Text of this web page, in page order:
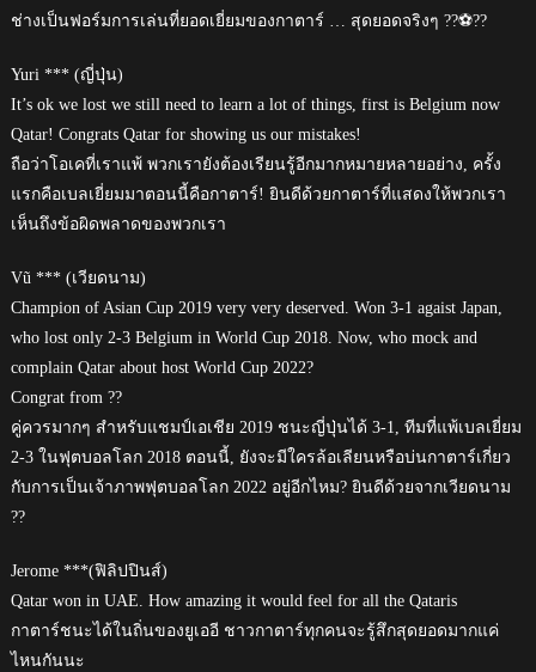
ช่างเป็นฟอร์มการเล่นที่ยอดเยี่ยมของกาตาร์ … สุดยอดจริงๆ ??️⚽??
Yuri *** (ญี่ปุ่น)
It’s ok we lost we still need to learn a lot of things, first is Belgium now
Qatar! Congrats Qatar for showing us our mistakes!
ถือว่าโอเคที่เราแพ้ พวกเรายังต้องเรียนรู้อีกมากหมายหลายอย่าง, ครั้ง
แรกคือเบลเยี่ยมมาตอนนี้คือกาตาร์! ยินดีด้วยกาตาร์ที่แสดงให้พวกเรา
เห็นถึงข้อผิดพลาดของพวกเรา
Vũ *** (เวียดนาม)
Champion of Asian Cup 2019 very very deserved. Won 3-1 agaist Japan,
who lost only 2-3 Belgium in World Cup 2018. Now, who mock and
complain Qatar about host World Cup 2022?
Congrat from ??
คู่ควรมากๆ สำหรับแชมป์เอเชีย 2019 ชนะญี่ปุ่นได้ 3-1, ทีมที่แพ้เบลเยี่ยม
2-3 ในฟุตบอลโลก 2018 ตอนนี้, ยังจะมีใครล้อเลียนหรือบ่นกาตาร์เกี่ยว
กับการเป็นเจ้าภาพฟุตบอลโลก 2022 อยู่อีกไหม? ยินดีด้วยจากเวียดนาม
??
Jerome ***(ฟิลิปปินส์)
Qatar won in UAE. How amazing it would feel for all the Qataris
กาตาร์ชนะได้ในถิ่นของยูเออี ชาวกาตาร์ทุกคนจะรู้สึกสุดยอดมากแค่
ไหนกันนะ